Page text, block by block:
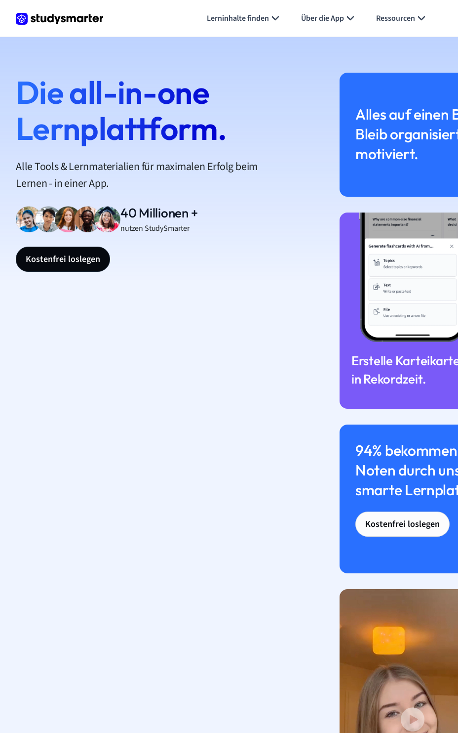
Lerninhalte finden Über die App Ressourcen
Die all-in-one
Lernplattform.
Alle Tools & Lernmaterialien für maximalen Erfolg beim
Lernen - in einer App.
40 Millionen +
nutzen StudySmarter
Kostenfrei loslegen
Alles auf einen
Bleib
motiviert.
Erstelle
in Rekordzeit.
94%
Noten durch
smarte
Kostenfrei loslegen